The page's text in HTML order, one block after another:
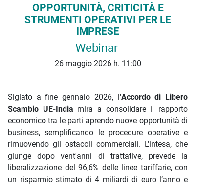
OPPORTUNITÀ, CRITICITÀ E
STRUMENTI OPERATIVI PER LE
IMPRESE
Webinar
26 maggio 2026 h. 11:00
Siglato a fine gennaio 2026, l'Accordo di Libero
Scambio UE-India mira a consolidare il rapporto
economico tra le parti aprendo nuove opportunità di
business, semplificando le procedure operative e
rimuovendo gli ostacoli commerciali. L'intesa, che
giunge dopo vent'anni di trattative, prevede la
liberalizzazione del 96,6% delle linee tariffarie, con
un risparmio stimato di 4 miliardi di euro l’anno e